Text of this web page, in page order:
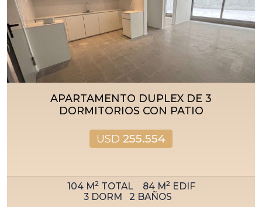
APARTAMENTO DUPLEX DE 3
DORMITORIOS CON PATIO
USD 255.554
104M2TOTAL 84M2EDIF
3DORM 2 BAÑOS